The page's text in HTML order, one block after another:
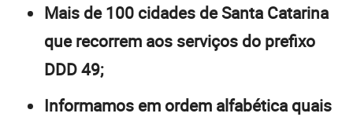
Mais de 100 cidades de Santa Catarina
que recorrem aos serviços do prefixo
DDD 49;
Informamos em ordem alfabética quais